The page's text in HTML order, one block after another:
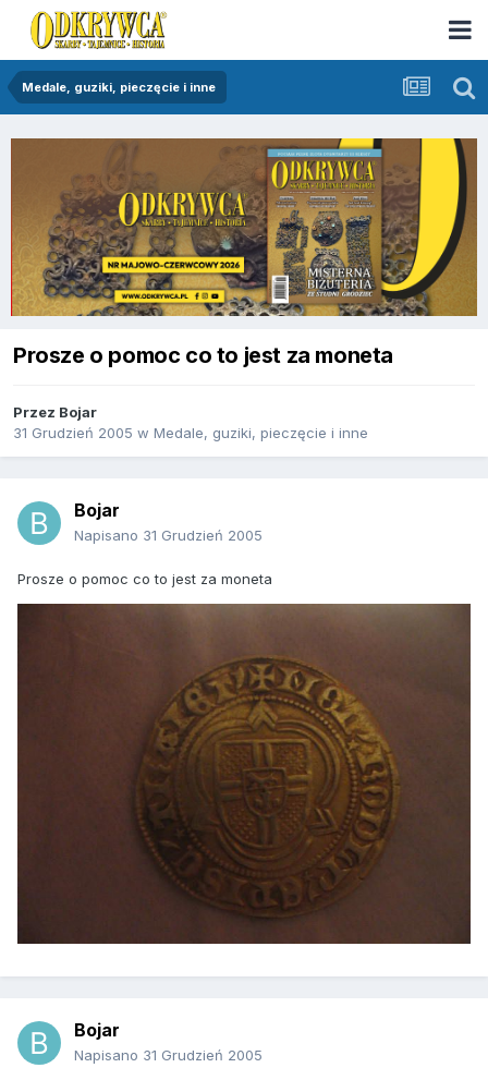
Medale, guziki, pieczęcie i inne
Prosze o pomoc co to jest za moneta
Przez Bojar
31 Grudzień 2005 w Medale, guziki, pieczęcie i inne
Bojar
Napisano 31 Grudzień 2005
Prosze o pomoc co to jest za moneta
Bojar
Napisano 31 Grudzień 2005